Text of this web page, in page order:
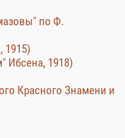
по Ф.
1915)
Ибсена, 1918)
Красного Знамени и